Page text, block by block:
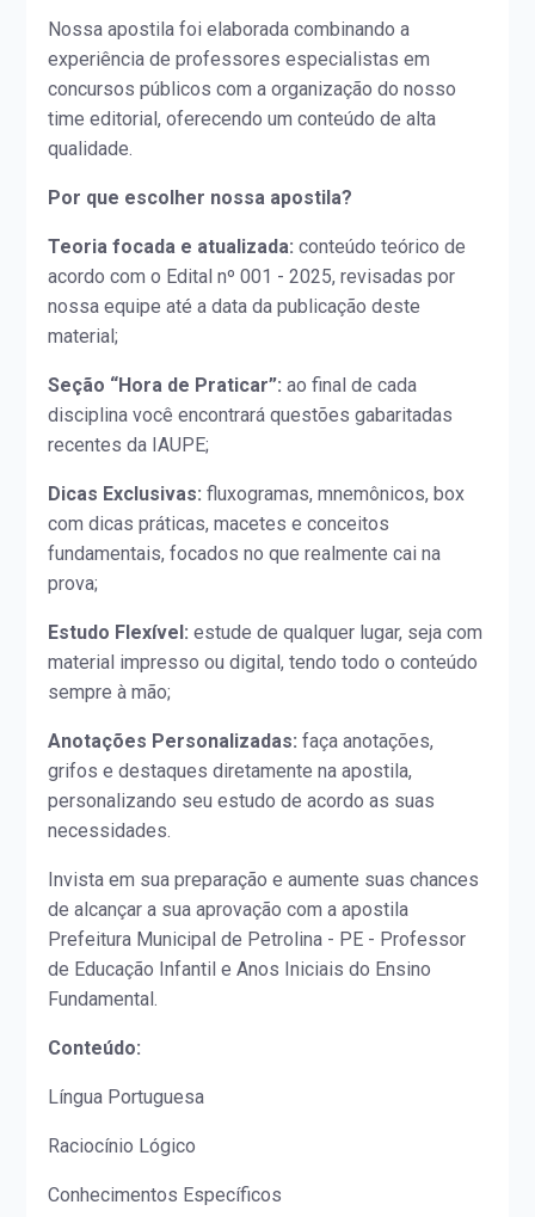
Nossa apostila foi elaborada combinando a
experiência de professores especialistas em
concursos públicos com a organização do nosso
time editorial, oferecendo um conteúdo de alta
qualidade.
Por que escolher nossa apostila?
Teoria focada e atualizada: conteúdo teórico de
acordo com o Edital nº 001 - 2025, revisadas por
nossa equipe até a data da publicação deste
material;
Seção “Hora de Praticar”: ao final de cada
disciplina você encontrará questões gabaritadas
recentes da IAUPE;
Dicas Exclusivas: fluxogramas, mnemônicos, box
com dicas práticas, macetes e conceitos
fundamentais, focados no que realmente cai na
prova;
Estudo Flexível: estude de qualquer lugar, seja com
material impresso ou digital, tendo todo o conteúdo
sempre à mão;
Anotações Personalizadas: faça anotações,
grifos e destaques diretamente na apostila,
personalizando seu estudo de acordo as suas
necessidades.
Invista em sua preparação e aumente suas chances
de alcançar a sua aprovação com a apostila
Prefeitura Municipal de Petrolina - PE - Professor
de Educação Infantil e Anos Iniciais do Ensino
Fundamental.
Conteúdo:
Língua Portuguesa
Raciocínio Lógico
Conhecimentos Específicos